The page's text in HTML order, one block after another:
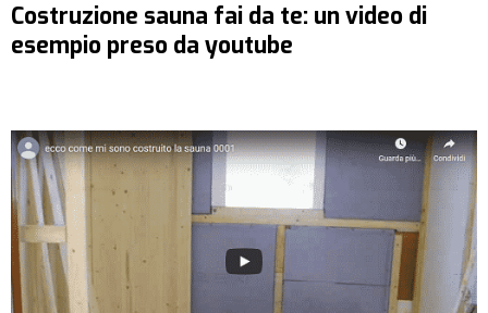
Costruzione sauna fai da te: un video di
esempio preso da youtube